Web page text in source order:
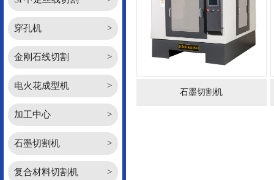
穿孔机 >
金刚石线切割 >
电火花成型机 >
加工中心 >
石墨切割机 >
复合材料切割机 >
石墨切割机